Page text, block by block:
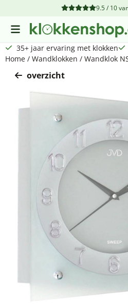
Cookievoorkeuren zijn 9.5 / 10
35+ jaar ervaring met klokken
Home / Wandklokken / Wandklok
overzicht